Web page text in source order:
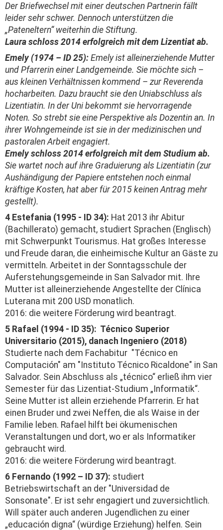
Der Briefwechsel mit einer deutschen Partnerin fällt
leider sehr schwer. Dennoch unterstützen die
„Pateneltern“ weiterhin die Stiftung.
Laura schloss 2014 erfolgreich mit dem Lizentiat ab.
Emely (1974 – ID 25): Emely ist alleinerziehende Mutter
und Pfarrerin einer Landgemeinde. Sie möchte sich –
aus kleinen Verhältnissen kommend – zur Reverenda
hocharbeiten. Dazu braucht sie den Uniabschluss als
Lizentiatin. In der Uni bekommt sie hervorragende
Noten. So strebt sie eine Perspektive als Dozentin an. In
ihrer Wohngemeinde ist sie in der medizinischen und
pastoralen Arbeit engagiert.
Emely schloss 2014 erfolgreich mit dem Studium ab.
Sie wartet noch auf ihre Graduierung als Lizentiatin (zur
Aushändigung der Papiere entstehen noch einmal
kräftige Kosten, hat aber für 2015 keinen Antrag mehr
gestellt).
4 Estefania (1995 - ID 34): Hat 2013 ihr Abitur
(Bachillerato) gemacht, studiert Sprachen (Englisch)
mit Schwerpunkt Tourismus. Hat großes Interesse
und Freude daran, die einheimische Kultur an Gäste zu
vermitteln. Arbeitet in der Sonntagsschule der
Auferstehungs­gemeinde in San Salvador mit. Ihre
Mutter ist alleinerziehende Angestellte der Clínica
Luterana mit 200 USD monatlich.
2016: die weitere Förderung wird beantragt.
5 Rafael (1994 - ID 35): Técnico Superior
Universitario (2015), danach Ingeniero (2018)
Studierte nach dem Fachabitur "Técnico en
Computación" am "Instituto Técnico Ricaldone" in San
Salvador. Sein Abschluss als „técnico“ erließ ihm vier
Semester für das Lizentiat-Studium „Informatik“.
Seine Mutter ist allein erziehende Pfarrerin. Er hat
einen Bruder und zwei Neffen, die als Waise in der
Familie leben. Rafael hilft bei ökumenischen
Veranstaltungen und dort, wo er als Informatiker
gebraucht wird.
2016: die weitere Förderung wird beantragt.
6 Fernando (1992 – ID 37): studiert
Betriebswirtschaft an der "Universidad de
Sonsonate". Er ist sehr engagiert und zuversichtlich.
Will später auch anderen Jugendlichen zu einer
„educación digna“ (würdige Erziehung) helfen. Sein